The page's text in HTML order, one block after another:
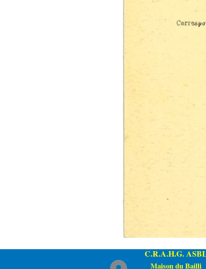
C.R.A.H.G.
Maison du Bailli